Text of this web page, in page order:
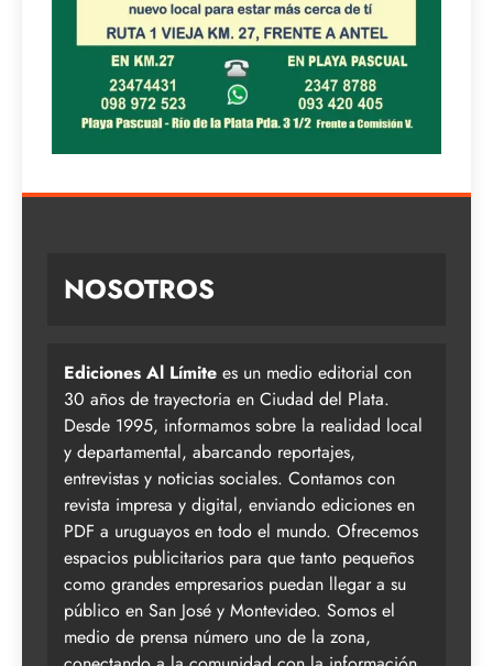
NOSOTROS
Ediciones Al Límite es un medio editorial con
30 años de trayectoria en Ciudad del Plata.
Desde 1995, informamos sobre la realidad local
y departamental, abarcando reportajes,
entrevistas y noticias sociales. Contamos con
revista impresa y digital, enviando ediciones en
PDF a uruguayos en todo el mundo. Ofrecemos
espacios publicitarios para que tanto pequeños
como grandes empresarios puedan llegar a su
público en San José y Montevideo. Somos el
medio de prensa número uno de la zona,